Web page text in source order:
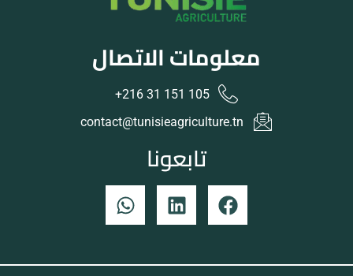
معلومات الاتصال
105 151 31 216+
contact@tunisieagriculture.tn
تابعونا